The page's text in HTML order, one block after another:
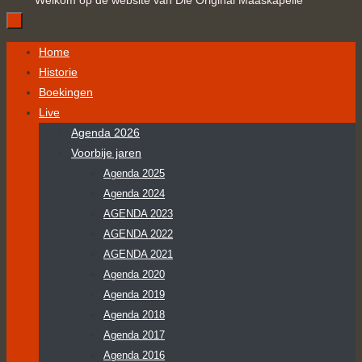
naar
inhoud
Home
Historie
Boekingen
Live
Agenda 2026
Voorbije jaren
Agenda 2025
Agenda 2024
AGENDA 2023
AGENDA 2022
AGENDA 2021
Agenda 2020
Agenda 2019
Agenda 2018
Agenda 2017
Agenda 2016